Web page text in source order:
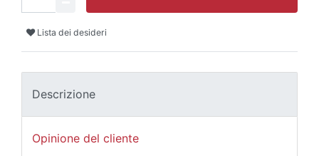
Lista dei desideri
Descrizione
Opinione del cliente